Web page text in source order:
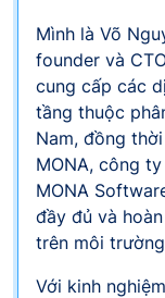
Mình là Võ
founder và
cung cấp các
tầng thuộc
Nam, đồng
MONA, công
MONA
đầy đủ và
trên môi
Với kinh